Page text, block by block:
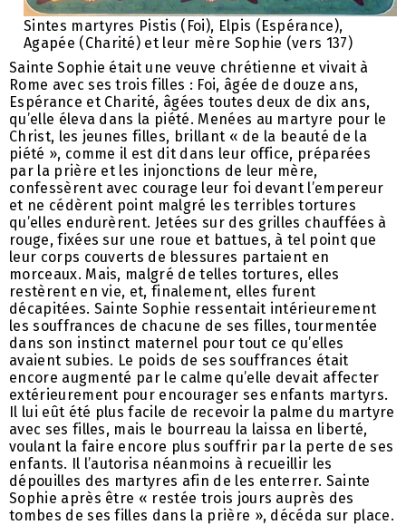
Sintes martyres Pistis (Foi), Elpis (Espérance),
Agapée (Charité) et leur mère Sophie (vers 137)
Sainte Sophie était une veuve chrétienne et vivait à
Rome avec ses trois filles : Foi, âgée de douze ans,
Espérance et Charité, âgées toutes deux de dix ans,
qu’elle éleva dans la piété. Menées au martyre pour le
Christ, les jeunes filles, brillant « de la beauté de la
piété », comme il est dit dans leur office, préparées
par la prière et les injonctions de leur mère,
confessèrent avec courage leur foi devant l’empereur
et ne cédèrent point malgré les terribles tortures
qu’elles endurèrent. Jetées sur des grilles chauffées à
rouge, fixées sur une roue et battues, à tel point que
leur corps couverts de blessures partaient en
morceaux. Mais, malgré de telles tortures, elles
restèrent en vie, et, finalement, elles furent
décapitées. Sainte Sophie ressentait intérieurement
les souffrances de chacune de ses filles, tourmentée
dans son instinct maternel pour tout ce qu’elles
avaient subies. Le poids de ses souffrances était
encore augmenté par le calme qu’elle devait affecter
extérieurement pour encourager ses enfants martyrs.
Il lui eût été plus facile de recevoir la palme du martyre
avec ses filles, mais le bourreau la laissa en liberté,
voulant la faire encore plus souffrir par la perte de ses
enfants. Il l’autorisa néanmoins à recueillir les
dépouilles des martyres afin de les enterrer. Sainte
Sophie après être « restée trois jours auprès des
tombes de ses filles dans la prière », décéda sur place.